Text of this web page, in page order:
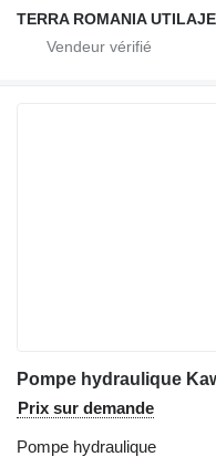
TERRA ROMANIA
Prix sur demande
Pompe hydraulique